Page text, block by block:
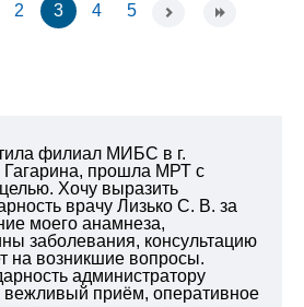
2 3 4 5
филиал МИБС в г.
Гагарина, прошла МРТ с
Хочу выразить
врачу Лизько С. В. за
моего анамнеза,
заболевания, консультацию
на возникшие вопросы.
администратору
вежливый приём, оперативное